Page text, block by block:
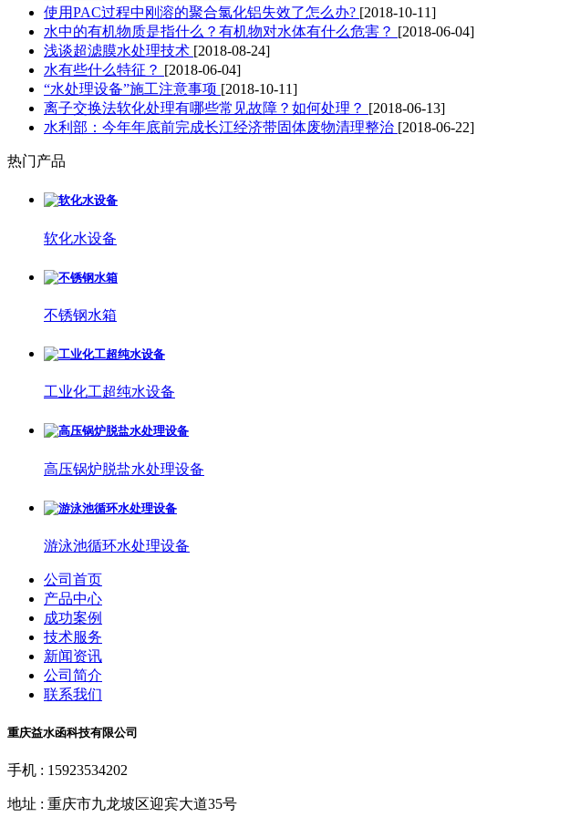
使用PAC过程中刚溶的聚合氯化铝失效了怎么办? [2018-10-11]
水中的有机物质是指什么？有机物对水体有什么危害？ [2018-06-04]
浅谈超滤膜水处理技术 [2018-08-24]
水有些什么特征？ [2018-06-04]
“水处理设备”施工注意事项 [2018-10-11]
离子交换法软化处理有哪些常见故障？如何处理？ [2018-06-13]
水利部：今年年底前完成长江经济带固体废物清理整治 [2018-06-22]
热门产品
软化水设备
不锈钢水箱
工业化工超纯水设备
高压锅炉脱盐水处理设备
游泳池循环水处理设备
公司首页
产品中心
成功案例
技术服务
新闻资讯
公司简介
联系我们
重庆益水函科技有限公司
手机 : 15923534202
地址 : 重庆市九龙坡区迎宾大道35号